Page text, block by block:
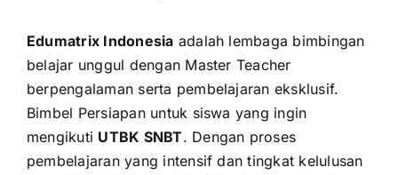
Edumatrix Indonesia adalah lembaga bimbingan
belajar unggul dengan Master Teacher
berpengalaman serta pembelajaran eksklusif.
Bimbel Persiapan untuk siswa yang ingin
mengikuti UTBK SNBT. Dengan proses
pembelajaran yang intensif dan tingkat kelulusan